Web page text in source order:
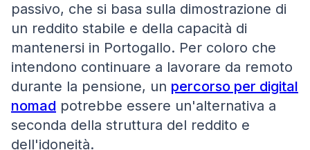
passivo, che si basa sulla dimostrazione di
un reddito stabile e della capacità di
mantenersi in Portogallo. Per coloro che
intendono continuare a lavorare da remoto
durante la pensione, un percorso per digital
nomad potrebbe essere un'alternativa a
seconda della struttura del reddito e
dell'idoneità.